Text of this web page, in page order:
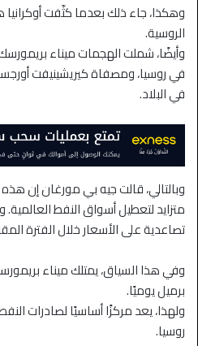
وهكذا، جاء ذلك بعدما كثّفت
الروسية.
وأيضًا، شملت الهجمات ميناء
في روسيا، ومصفاة كيريشينيفت
في البلاد.
وبالتالي، قالت جيه بي مورغان إن
متزايد لتعطيل أسواق النفط
تصاعدية على الأسعار خلال الفترة
وفي هذا السياق، يمتلك ميناء
برميل يوميًا.
ولهذا، يعد مركزًا أساسيًا لصادرات
روسيا.